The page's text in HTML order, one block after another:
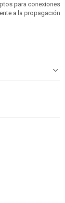
para conexiones
a la propagación